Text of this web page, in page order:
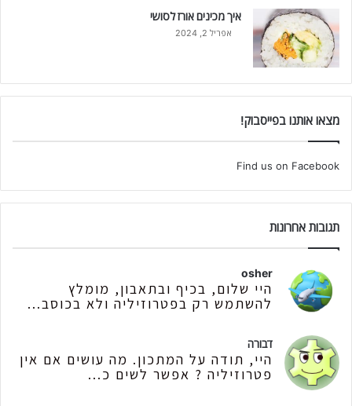
איך מכינים אורז לסושי
אפריל 2, 2024
מצאו אותנו בפייסבוק!
Find us on Facebook
תגובות אחרונות
osher
היי שלום, בכיף ובתאבון, מומלץ
להשתמש רק בפטרוזיליה ולא בכוסב...
דבורה
היי, תודה על המתכון. מה עושים אם אין
פטרוזיליה ? אפשר לשים כ...